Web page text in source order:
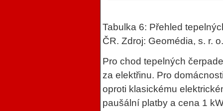
Tabulka 6: Přehled
ČR. Zdroj: Geomédia, s. r.
Pro chod tepelných
za elektřinu. Pro
oproti klasickému
paušální platby a cena 1